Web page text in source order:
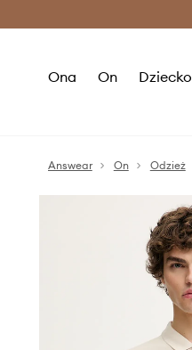
Ona On Dziecko
Answear On Odzież